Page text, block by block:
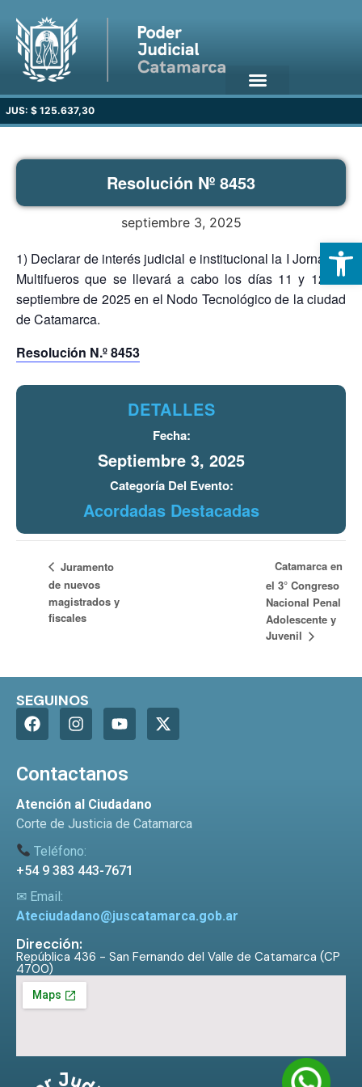
JUS: $ 125.637,30
Resolución Nº 8453
septiembre 3, 2025
1) Declarar de interés judicial e institucional la I Jornadas
Multifueros que se llevará a cabo los días 11 y 12 de
septiembre de 2025 en el Nodo Tecnológico de la ciudad
de Catamarca.
Resolución N.º 8453
DETALLES
Fecha:
Septiembre 3, 2025
Categoría Del Evento:
Acordadas Destacadas
Juramento
de nuevos
magistrados y
fiscales
Catamarca en
el 3° Congreso
Nacional Penal
Adolescente y
Juvenil
SEGUINOS
Contactanos
Atención al Ciudadano
Corte de Justicia de Catamarca
Teléfono:
+54 9 383 443-7671
✉ Email:
Ateciudadano@juscatamarca.gob.ar
Dirección:
República 436 - San Fernando del Valle de Catamarca (CP
4700)